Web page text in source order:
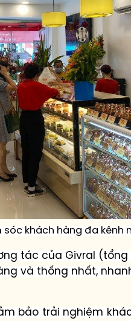
sóc khách hàng đa kênh
tác của Givral (tổng
và thống nhất,
bảo trải nghiệm